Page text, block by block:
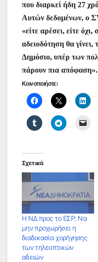
που διαρκεί ήδη 27
Αυτών δεδομένων, ο
«είτε αρέσει, είτε
αδειοδότηση θα γίνει,
Δημόσιο, υπέρ των
πάρουν πια απόφαση».
Κοινοποιήστε:
Σχετικά
Η ΝΔ προς το ΕΣΡ: Να
μην προχωρήσει η
διαδικασία χορήγησης
των τηλεοπτικών
αδειών